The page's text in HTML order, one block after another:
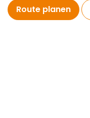
Route planen